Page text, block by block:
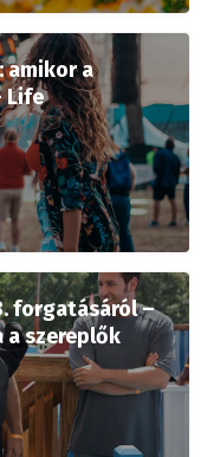
amikor a
Life
forgatásáról –
a szereplők